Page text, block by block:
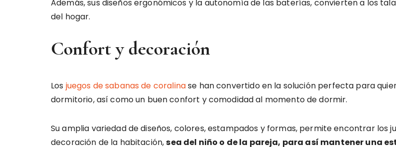
Además, sus diseños ergonómicos y la autonomía de las baterías, convierten a los
del hogar.
Confort y decoración
Los juegos de sabanas de coralinase han convertido en la solución perfecta para
dormitorio, así como un buen confort y comodidad al momento de dormir.
Su amplia variedad de diseños, colores, estampados y formas, permite encontrar los
decoración de la habitación,sea del niño o de la pareja, para así mantener una